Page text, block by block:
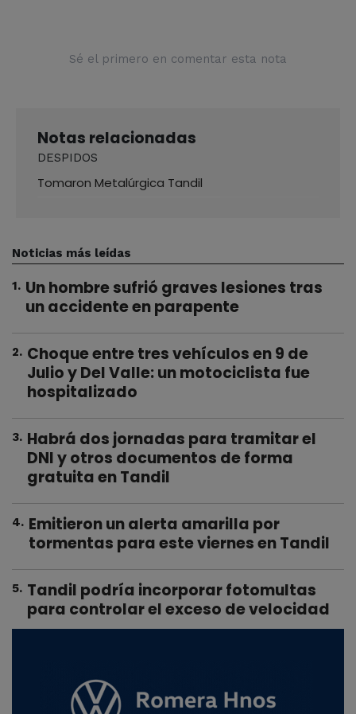
Sé el primero en comentar esta nota
Notas relacionadas
DESPIDOS
Tomaron Metalúrgica Tandil
Noticias más leídas
1. Un hombre sufrió graves lesiones tras
un accidente en parapente
2. Choque entre tres vehículos en 9 de
Julio y Del Valle: un motociclista fue
hospitalizado
3. Habrá dos jornadas para tramitar el
DNI y otros documentos de forma
gratuita en Tandil
4. Emitieron un alerta amarilla por
tormentas para este viernes en Tandil
5. Tandil podría incorporar fotomultas
para controlar el exceso de velocidad